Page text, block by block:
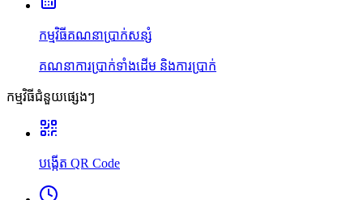
កម្មវិធីគណនាប្រាក់សន្សំ
គណនាការប្រាក់ទាំងដើម និងការប្រាក់
កម្មវិធីជំនួយផ្សេងៗ
បង្កើត QR Code